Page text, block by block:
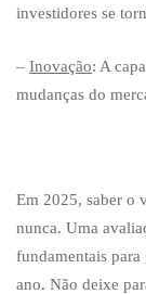
investidores se
– Inovação: A
mudanças do
Em 2025, saber o
nunca. Uma
fundamentais para
ano. Não deixe